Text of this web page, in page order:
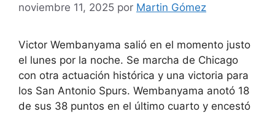
noviembre 11, 2025 por Martin Gómez
Victor Wembanyama salió en el momento justo
el lunes por la noche. Se marcha de Chicago
con otra actuación histórica y una victoria para
los San Antonio Spurs. Wembanyama anotó 18
de sus 38 puntos en el último cuarto y encestó